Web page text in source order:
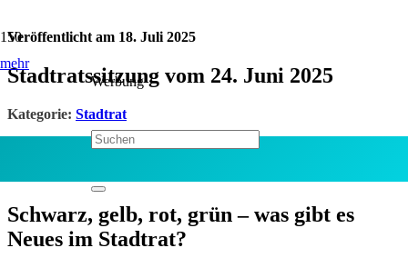
mehr
Werbung
Veröffentlicht am 18. Juli 2025
Stadtratssitzung vom 24. Juni 2025
Kategorie: Stadtrat
Schwarz, gelb, rot, grün – was gibt es
Neues im Stadtrat?